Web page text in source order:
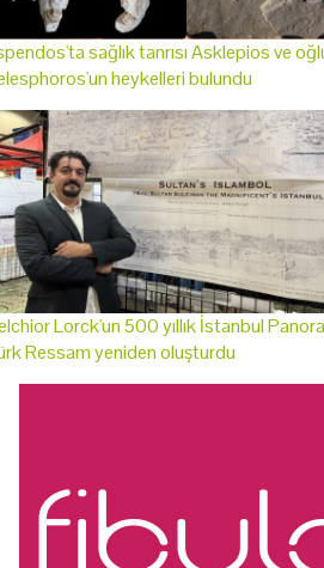
sağlık tanrısı Asklepios ve
heykelleri bulundu
Lorck'un 500 yıllık İstanbul
Ressam yeniden oluşturdu